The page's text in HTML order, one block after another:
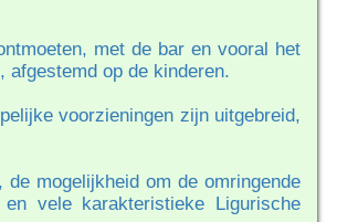
met de bar en vooral het
op de kinderen.
voorzieningen zijn uitgebreid,
mogelijkheid om de omringende
vele karakteristieke Ligurische